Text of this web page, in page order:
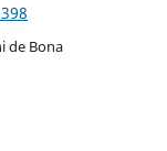
de Bona